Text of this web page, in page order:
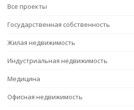
Все проекты
Государственная собственность
Жилая недвижимость
Индустриальная недвижимость
Медицина
Офисная недвижимость